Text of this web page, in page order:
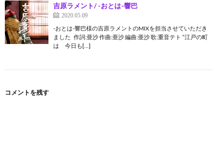
吉原ラメント/ -おとは-響巴
2020.05.09
-おとは-響巴様の吉原ラメントのMIXを担当させていただき
ました 作詞:亜沙 作曲:亜沙 編曲:亜沙 歌:重音テト ”江戸の町
は 今日も[…]
コメントを残す